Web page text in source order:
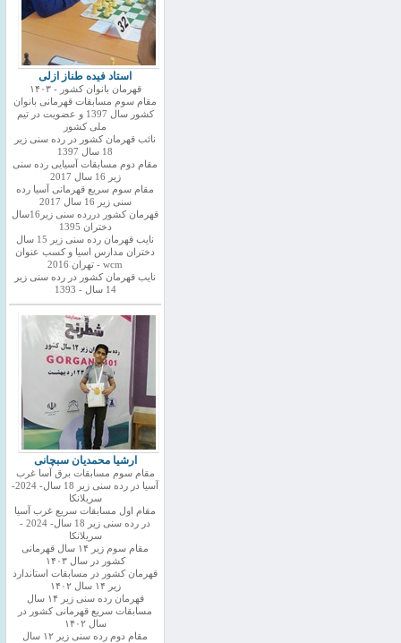
استاد فیده طناز ازلی
قهرمان بانوان کشور - ۱۴۰۳
مقام سوم مسابقات قهرمانی بانوان
کشور سال 1397 و عضویت در تیم
ملی کشور
نائب قهرمان کشور در رده سنی زیر
18 سال 1397
مقام دوم مسابقات آسیایی رده سنی
زیر 16 سال 2017
مقام سوم سریع قهرمانی آسیا رده
سنی زیر 16 سال 2017
قهرمان کشور دررده سنی زیر16سال
دختران 1395
نایب قهرمان رده سنی زیر 15 سال
دختران مدارس اسیا و کسب عنوان
wcm - تهران 2016
نایب قهرمان کشور در رده سنی زیر
14 سال - 1393
ارشیا محمدیان سبچانی
مقام سوم مسابقات برق آسا غرب
آسیا در رده سنی زیر 18 سال- 2024-
سریلانکا
مقام اول مسابقات سریع غرب آسیا
در رده سنی زیر 18 سال- 2024 -
سریلانکا
مقام سوم زیر ۱۴ سال قهرمانی
کشور در سال ۱۴۰۳
قهرمان کشور در مسابقات استاندارد
زیر ۱۴ سال ۱۴۰۲
قهرمان رده سنی زیر ۱۴ سال
مسابقات سریع قهرمانی کشور در
سال ۱۴۰۲
مقام دوم رده سنی زیر ۱۲ سال